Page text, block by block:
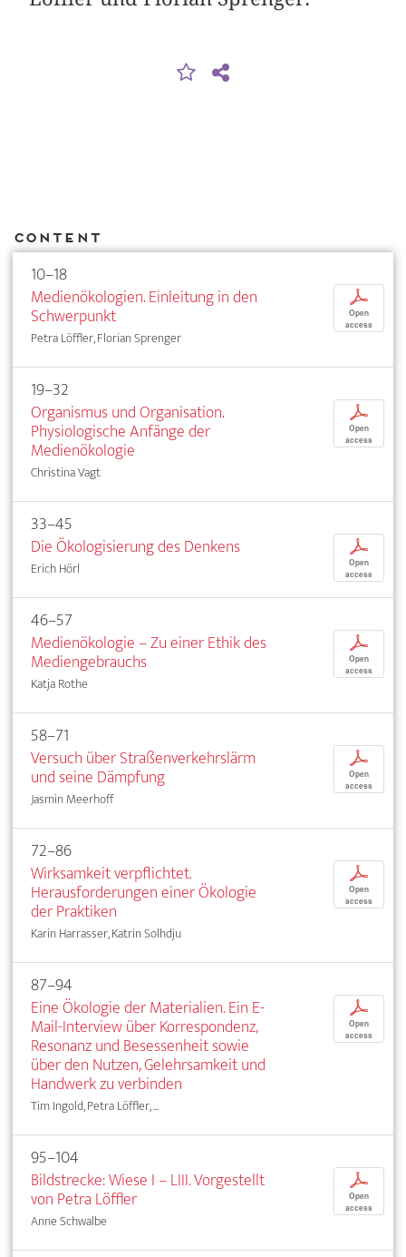
Content
10–18
Medienökologien. Einleitung in den
Schwerpunkt
Petra Löffler, Florian Sprenger
p
Open
access
19–32
Organismus und Organisation.
Physiologische Anfänge der
Medienökologie
Christina Vagt
p
Open
access
33–45
Die Ökologisierung des Denkens
Erich Hörl
p
Open
access
46–57
Medienökologie – Zu einer Ethik des
Mediengebrauchs
Katja Rothe
p
Open
access
58–71
Versuch über Straßenverkehrslärm
und seine Dämpfung
Jasmin Meerhoff
p
Open
access
72–86
Wirksamkeit verpflichtet.
Herausforderungen einer Ökologie
der Praktiken
Karin Harrasser, Katrin Solhdju
p
Open
access
87–94
Eine Ökologie der Materialien. Ein E-
Mail-Interview über Korrespondenz,
Resonanz und Besessenheit sowie
über den Nutzen, Gelehrsamkeit und
Handwerk zu verbinden
Tim Ingold, Petra Löffler, ...
p
Open
access
95–104
Bildstrecke: Wiese I – LIII. Vorgestellt
von Petra Löffler
Anne Schwalbe
p
Open
access